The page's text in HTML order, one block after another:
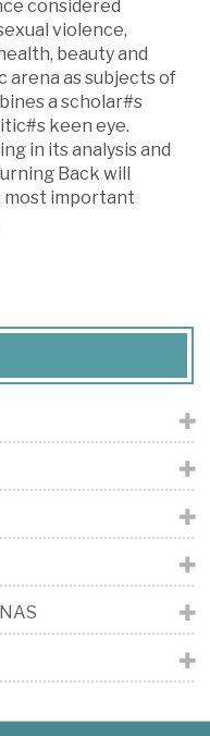
considered
violence,
beauty and
arena as subjects of
a scholar#s
keen eye.
in its analysis and
Back will
most important